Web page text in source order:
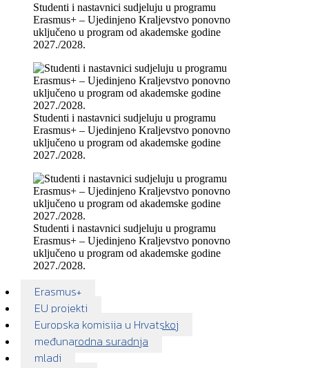
Studenti i nastavnici sudjeluju u programu
Erasmus+ – Ujedinjeno Kraljevstvo ponovno
uključeno u program od akademske godine
2027./2028.
Studenti i nastavnici sudjeluju u programu
Erasmus+ – Ujedinjeno Kraljevstvo ponovno
uključeno u program od akademske godine
2027./2028.
Studenti i nastavnici sudjeluju u programu
Erasmus+ – Ujedinjeno Kraljevstvo ponovno
uključeno u program od akademske godine
2027./2028.
Erasmus+
EU projekti
Europska komisija u Hrvatskoj
međunarodna suradnja
mladi